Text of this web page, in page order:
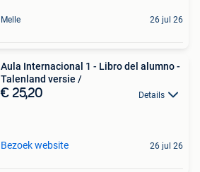
Melle 26 jul 26
Aula Internacional 1 - Libro del alumno -
Talenland versie /
€ 25,20 Details
Bezoek website 26 jul 26